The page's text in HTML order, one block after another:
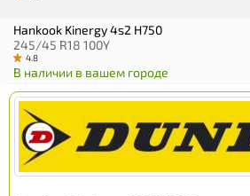
Hankook Kinergy 4s2 H750
245/45 R18 100Y
4.8
В наличии в вашем городе